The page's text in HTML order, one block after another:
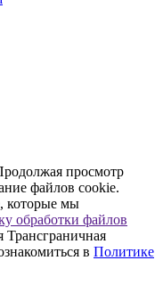
просмотр
файлов cookie.
которые мы
обработки файлов
Трансграничная
в Политике